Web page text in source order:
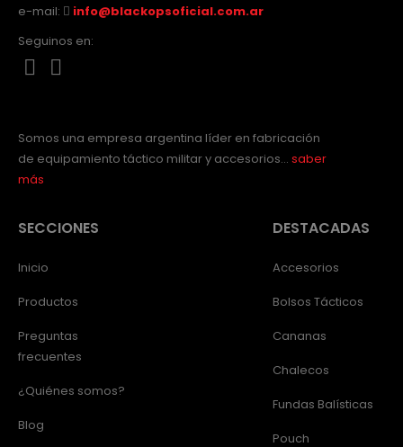
e-mail:
info@blackopsoficial.com.ar
Seguinos en:
Somos una empresa argentina líder en fabricación
de equipamiento táctico militar y accesorios… saber
más
SECCIONES
Inicio
Productos
Preguntas
frecuentes
¿Quiénes somos?
Blog
DESTACADAS
Accesorios
Bolsos Tácticos
Cananas
Chalecos
Fundas Balísticas
Pouch